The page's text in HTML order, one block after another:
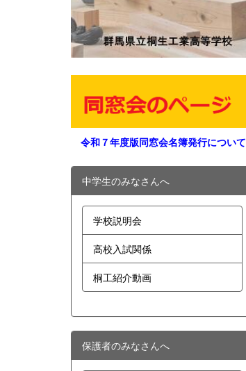
令和７年度版同窓会名簿発行について
中学生のみなさんへ
学校説明会
高校入試関係
桐工紹介動画
保護者のみなさんへ